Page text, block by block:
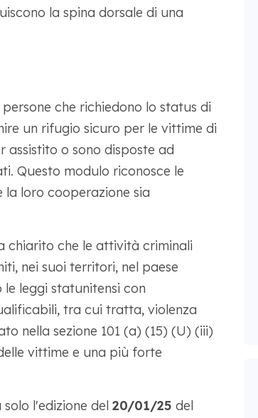
la spina dorsale di una
che richiedono lo status di
un rifugio sicuro per le vittime di
o sono disposte ad
Questo modulo riconosce le
loro cooperazione sia
chiarito che le attività criminali
nei suoi territori, nel paese
leggi statunitensi con
tra cui tratta, violenza
nella sezione 101 (a) (15) (U) (iii)
vittime e una più forte
l'edizione del 20/01/25 del